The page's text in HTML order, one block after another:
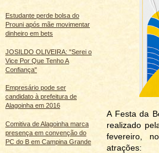
Estudante perde bolsa do
Prouni após mãe movimentar
dinheiro em bets
JOSILDO OLIVEIRA: "Serei o
Vice Por Que Tenho A
Confiança"
Empresário pode ser
candidato à prefeitura de
Alagoinha em 2016
Comitiva de Alagoinha marca
presença em convenção do
PC do B em Campina Grande
A Festa da
realizado
fevereiro,
atrações: